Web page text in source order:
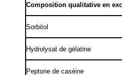
Composition qualitative en
Sorbitol
Hydrolysat de gélatine
Peptone de caséine